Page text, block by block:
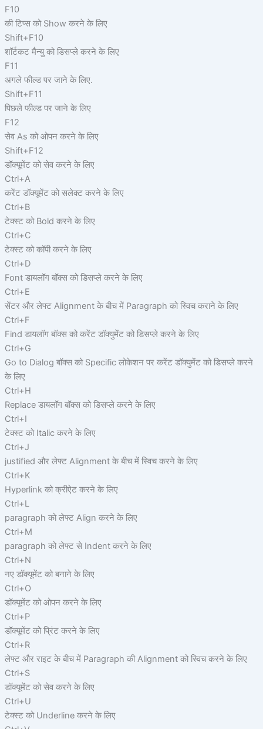
F10
की टिप्स को Show करने के लिए
Shift+F10
शॉर्टकट मैन्यु को डिसप्ले करने के लिए
F11
अगले फील्ड पर जाने के लिए.
Shift+F11
पिछले फील्ड पर जाने के लिए
F12
सेव As को ओपन करने के लिए
Shift+F12
डॉक्यूमेंट को सेव करने के लिए
Ctrl+A
करेंट डॉक्यूमेंट को सलेक्ट करने के लिए
Ctrl+B
टेक्स्ट को Bold करने के लिए
Ctrl+C
टेक्स्ट को कॉपी करने के लिए
Ctrl+D
Font डायलॉग बॉक्स को डिसप्ले करने के लिए
Ctrl+E
सेंटर और लेफ्ट Alignment के बीच में Paragraph को स्विच कराने के लिए
Ctrl+F
Find डायलॉग बॉक्स को करेंट डॉक्युमेंट को डिसप्ले करने के लिए
Ctrl+G
Go to Dialog बॉक्स को Specific लोकेशन पर करेंट डॉक्युमेंट को डिसप्ले करने
के लिए
Ctrl+H
Replace डायलॉग बॉक्स को डिसप्ले करने के लिए
Ctrl+I
टेक्स्ट को Italic करने के लिए
Ctrl+J
justified और लेफ्ट Alignment के बीच में स्विच करने के लिए
Ctrl+K
Hyperlink को क्रीऐट करने के लिए
Ctrl+L
paragraph को लेफ्ट Align करने के लिए
Ctrl+M
paragraph को लेफ्ट से Indent करने के लिए
Ctrl+N
नए डॉक्यूमेंट को बनाने के लिए
Ctrl+O
डॉक्यूमेंट को ओपन करने के लिए
Ctrl+P
डॉक्यूमेंट को प्रिंट करने के लिए
Ctrl+R
लेफ्ट और राइट के बीच में Paragraph की Alignment को स्विच करने के लिए
Ctrl+S
डॉक्यूमेंट को सेव करने के लिए
Ctrl+U
टेक्स्ट को Underline करने के लिए